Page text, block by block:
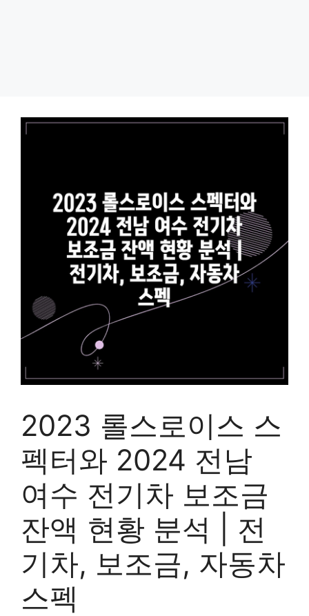
2023 롤스로이스 스
펙터와 2024 전남
여수 전기차 보조금
잔액 현황 분석 | 전
기차, 보조금, 자동차
스펙